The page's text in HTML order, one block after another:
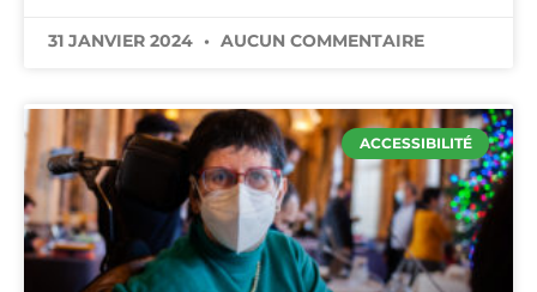
31 JANVIER 2024 AUCUN COMMENTAIRE
ACCESSIBILITÉ